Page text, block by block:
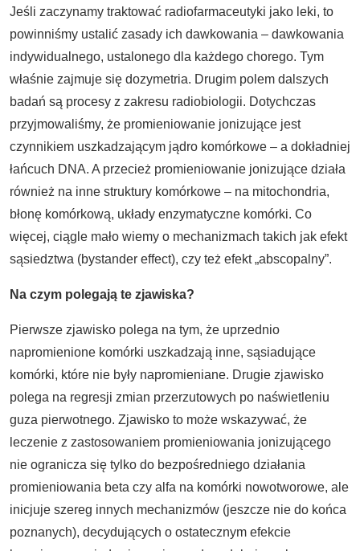
Jeśli zaczynamy traktować radiofarmaceutyki jako leki, to
powinniśmy ustalić zasady ich dawkowania – dawkowania
indywidualnego, ustalonego dla każdego chorego. Tym
właśnie zajmuje się dozymetria. Drugim polem dalszych
badań są procesy z zakresu radiobiologii. Dotychczas
przyjmowaliśmy, że promieniowanie jonizujące jest
czynnikiem uszkadzającym jądro komórkowe – a dokładniej
łańcuch DNA. A przecież promieniowanie jonizujące działa
również na inne struktury komórkowe – na mitochondria,
błonę komórkową, układy enzymatyczne komórki. Co
więcej, ciągle mało wiemy o mechanizmach takich jak efekt
sąsiedztwa (bystander effect), czy też efekt „abscopalny”.
Na czym polegają te zjawiska?
Pierwsze zjawisko polega na tym, że uprzednio
napromienione komórki uszkadzają inne, sąsiadujące
komórki, które nie były napromieniane. Drugie zjawisko
polega na regresji zmian przerzutowych po naświetleniu
guza pierwotnego. Zjawisko to może wskazywać, że
leczenie z zastosowaniem promieniowania jonizującego
nie ogranicza się tylko do bezpośredniego działania
promieniowania beta czy alfa na komórki nowotworowe, ale
inicjuje szereg innych mechanizmów (jeszcze nie do końca
poznanych), decydujących o ostatecznym efekcie